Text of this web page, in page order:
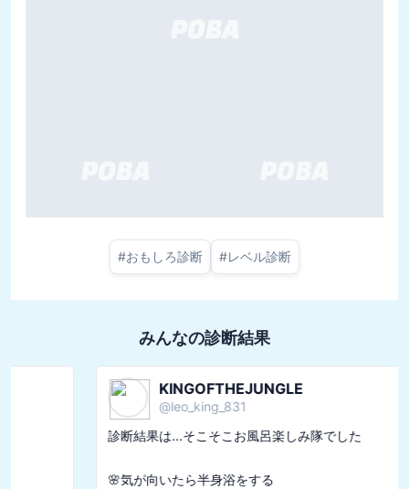
#おもしろ診断 #レベル診断
みんなの診断結果
KINGOFTHEJUNGLE
leo_king_831
診断結果は...そこそこお風呂楽しみ隊でした
🌸気が向いたら半身浴をする